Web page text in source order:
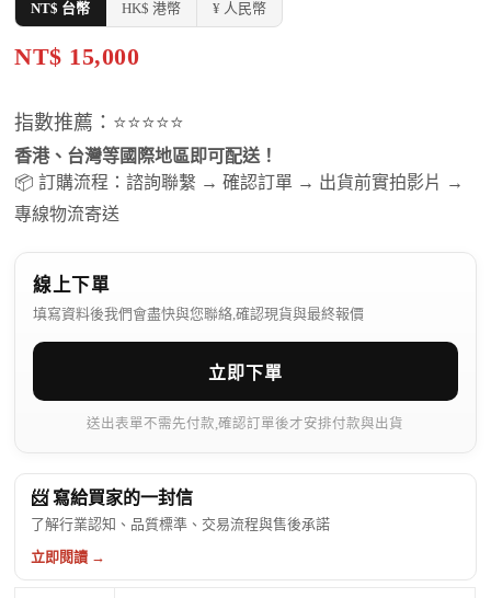
NT$ 台幣 HK$ 港幣 ¥ 人民幣
NT$ 15,000
指數推薦：⭐⭐⭐⭐⭐
香港、台灣等國際地區即可配送！
📦 訂購流程：諮詢聯繫 → 確認訂單 → 出貨前實拍影片 →
專線物流寄送
線上下單
填寫資料後我們會盡快與您聯絡,確認現貨與最終報價
立即下單
送出表單不需先付款,確認訂單後才安排付款與出貨
📨 寫給買家的一封信
了解行業認知、品質標準、交易流程與售後承諾
立即閱讀 →